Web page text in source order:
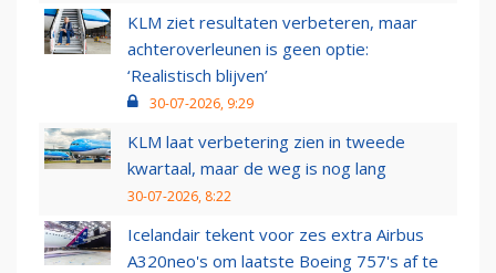
KLM ziet resultaten verbeteren, maar
achteroverleunen is geen optie:
‘Realistisch blijven’
30-07-2026, 9:29
KLM laat verbetering zien in tweede
kwartaal, maar de weg is nog lang
30-07-2026, 8:22
Icelandair tekent voor zes extra Airbus
A320neo's om laatste Boeing 757's af te